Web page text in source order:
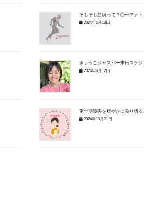
そもそも筋膜って？⑪〜アナ
2024年6月13日
きょうこジャスパー来日スケ
2024年6月12日
更年期障害を爽やかに乗り切る
2024年10月21日